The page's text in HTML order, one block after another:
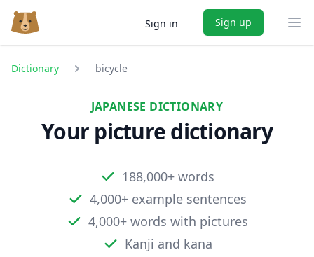
Sign in Sign up
Dictionary bicycle
JAPANESE DICTIONARY
Your picture dictionary
188,000+ words
4,000+ example sentences
4,000+ words with pictures
Kanji and kana